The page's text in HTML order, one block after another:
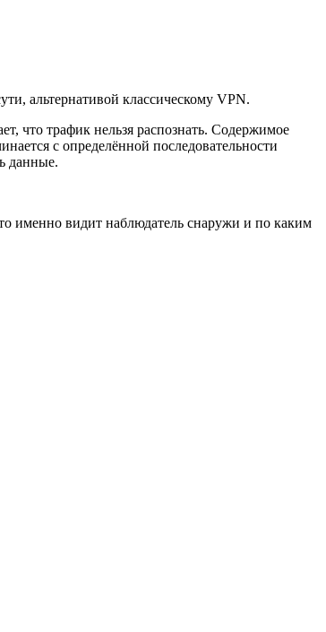
альтернативой классическому VPN.
что трафик нельзя распознать. Содержимое
с определённой последовательности
данные.
именно видит наблюдатель снаружи и по каким